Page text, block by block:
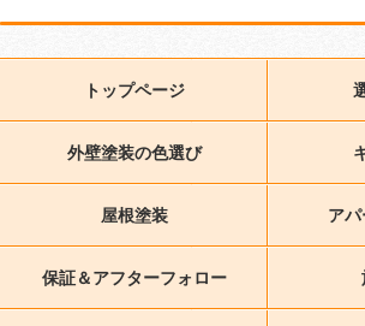
トップページ
外壁塗装の色選び
屋根塗装 ア
保証＆アフターフォロー